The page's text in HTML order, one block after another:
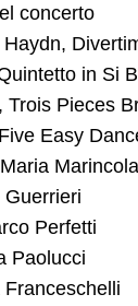
concerto
in Si
Trois Pieces
Easy
Marincola
Perfetti
Paolucci